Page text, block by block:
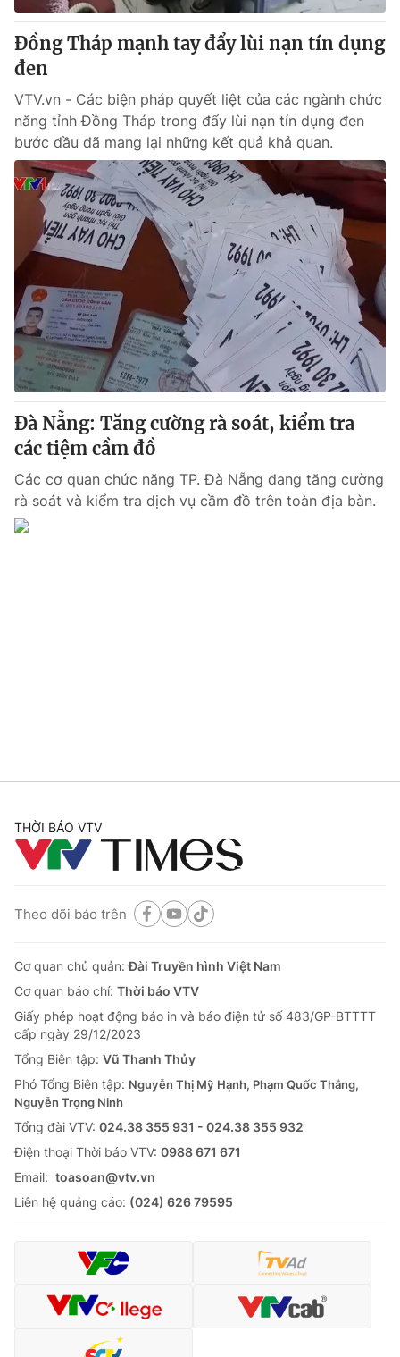
Đồng Tháp mạnh tay đẩy lùi nạn tín dụng
đen
VTV.vn - Các biện pháp quyết liệt của các ngành chức
năng tỉnh Đồng Tháp trong đẩy lùi nạn tín dụng đen
bước đầu đã mang lại những kết quả khả quan.
Đà Nẵng: Tăng cường rà soát, kiểm tra
các tiệm cầm đồ
Các cơ quan chức năng TP. Đà Nẵng đang tăng cường
rà soát và kiểm tra dịch vụ cầm đồ trên toàn địa bàn.
THỜI BÁO VTV
Theo dõi báo trên
Cơ quan chủ quản:Đài Truyền hình Việt Nam
Cơ quan báo chí: Thời báo VTV
Giấy phép hoạt động báo in và báo điện tử số 483/GP-BTTTT
cấp ngày 29/12/2023
Tổng Biên tập: Vũ Thanh Thủy
Phó Tổng Biên tập: Nguyễn Thị Mỹ Hạnh, Phạm Quốc Thắng,
Nguyễn Trọng Ninh
Tổng đài VTV: 024.38 355 931 - 024.38 355 932
Ðiện thoại Thời báo VTV: 0988 671 671
Email: toasoan@vtv.vn
Liên hệ quảng cáo: (024) 626 79595